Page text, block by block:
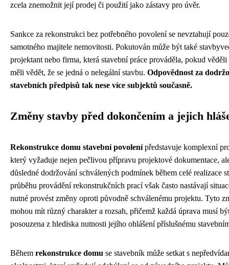
zcela znemožnit její prodej či použití jako zástavy pro úvěr.
Sankce za rekonstrukci bez potřebného povolení se nevztahují
samotného majitele nemovitosti. Pokutován může být také
projektant nebo firma, která stavební práce prováděla, pokud věděli
měli vědět, že se jedná o nelegální stavbu. Odpovědnost za
stavebních předpisů tak nese více subjektů současně.
Změny stavby před dokončením a jejich
Rekonstrukce domu stavební povolenípředstavuje komplexní
který vyžaduje nejen pečlivou přípravu projektové dokumentace,
důsledné dodržování schválených podmínek během celé realizace
průběhu provádění rekonstrukčních prací však často nastávají
nutné provést změny oproti původně schválenému projektu. Tyto
mohou mít různý charakter a rozsah, přičemž každá úprava musí
posouzena z hlediska nutnosti jejího ohlášení příslušnému
Během rekonstrukce domu se stavebník může setkat s